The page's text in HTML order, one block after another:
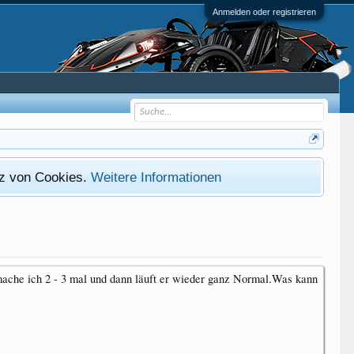
Anmelden oder registrieren
von Cookies.Weitere Informationen
ich 2 - 3 mal und dann läuft er wieder ganz Normal.Was kann